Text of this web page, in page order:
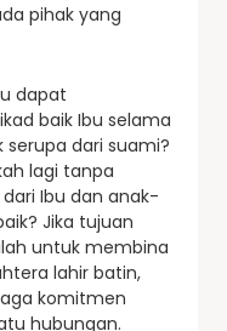
pihak yang
dapat
baik Ibu selama
dari suami?
lagi tanpa
Ibu dan anak-
Jika tujuan
untuk membina
lahir batin,
komitmen
hubungan.